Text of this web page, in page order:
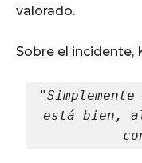
valorado.
Sobre el incidente,
está bien,